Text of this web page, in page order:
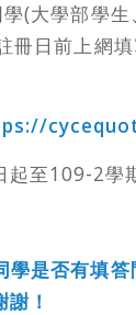
(大學部學生
冊日前上網
起至109-2學
是否有填答
！